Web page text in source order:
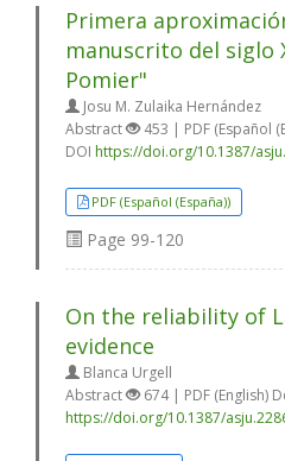
Primera
manuscrito del siglo
Pomier"
Josu M. Zulaika Hernández
Abstract
453 | PDF (Español
DOI https://doi.org/10.1387/
PDF (Español (España))
Page 99-120
On the reliability of
evidence
Blanca Urgell
Abstract
674 | PDF (English)
https://doi.org/10.1387/